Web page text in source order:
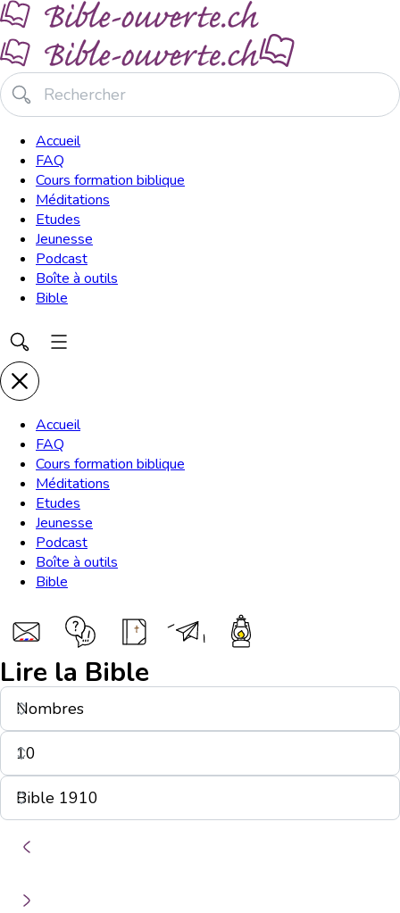
Accueil
FAQ
Cours formation biblique
Méditations
Etudes
Jeunesse
Podcast
Boîte à outils
Bible
Accueil
FAQ
Cours formation biblique
Méditations
Etudes
Jeunesse
Podcast
Boîte à outils
Bible
Lire la Bible